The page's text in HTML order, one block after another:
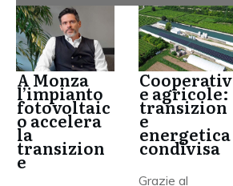
A Monza
l’impianto
fotovoltaic
o accelera
la
transizion
e
Cooperativ
e agricole:
transizion
e
energetica
condivisa
Grazie al